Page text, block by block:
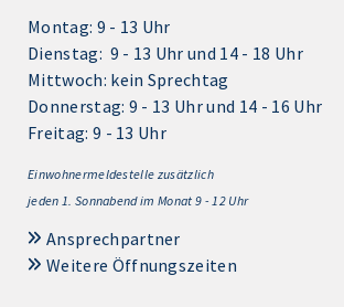
Montag: 9 - 13 Uhr
Dienstag: 9 - 13 Uhr und 14 - 18 Uhr
Mittwoch: kein Sprechtag
Donnerstag: 9 - 13 Uhr und 14 - 16 Uhr
Freitag: 9 - 13 Uhr
Einwohnermeldestelle zusätzlich
jeden 1. Sonnabend im Monat 9 - 12 Uhr
Ansprechpartner
Weitere Öffnungszeiten